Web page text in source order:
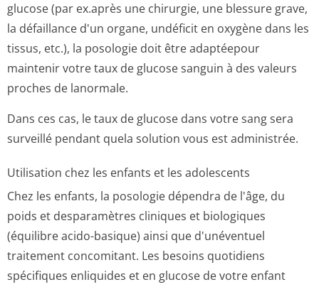
glucose (par ex.après une chirurgie, une blessure grave,
la défaillance d'un organe, undéficit en oxygène dans les
tissus, etc.), la posologie doit être adaptéepour
maintenir votre taux de glucose sanguin à des valeurs
proches de lanormale.
Dans ces cas, le taux de glucose dans votre sang sera
surveillé pendant quela solution vous est administrée.
Utilisation chez les enfants et les adolescents
Chez les enfants, la posologie dépendra de l'âge, du
poids et desparamètres cliniques et biologiques
(équilibre acido-basique) ainsi que d'unéventuel
traitement concomitant. Les besoins quotidiens
spécifiques enliquides et en glucose de votre enfant